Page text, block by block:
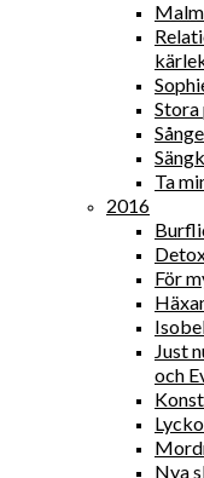
Ta
2016
För
Just
och
Nya